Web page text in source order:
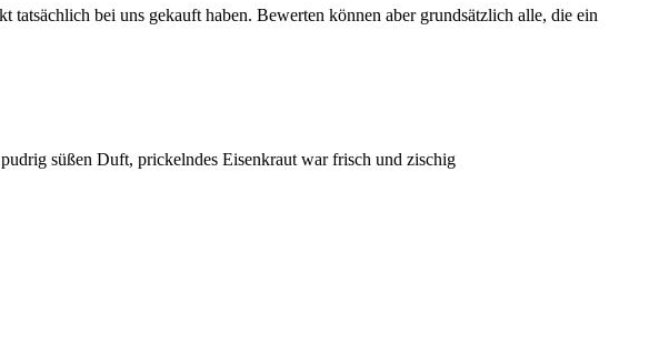
bei uns gekauft haben. Bewerten können aber grundsätzlich alle, die ein
süßen Duft, prickelndes Eisenkraut war frisch und zischig